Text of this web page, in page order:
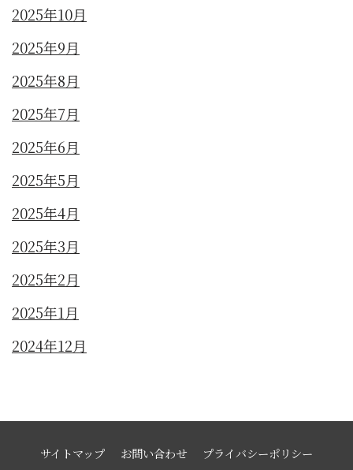
2025年10月
2025年9月
2025年8月
2025年7月
2025年6月
2025年5月
2025年4月
2025年3月
2025年2月
2025年1月
2024年12月
サイトマップ お問い合わせ プライバシーポリシー